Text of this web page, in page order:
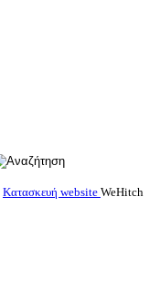
Κατασκευή website WeHitch